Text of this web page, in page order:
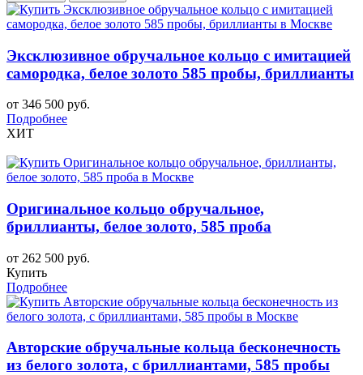
Эксклюзивное обручальное кольцо с имитацией
самородка, белое золото 585 пробы, бриллианты
от 346 500 руб.
Подробнее
ХИТ
Оригинальное кольцо обручальное,
бриллианты, белое золото, 585 проба
от 262 500 руб.
Купить
Подробнее
Авторские обручальные кольца бесконечность
из белого золота, с бриллиантами, 585 пробы